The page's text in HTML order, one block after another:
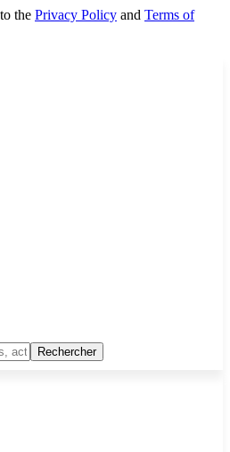
the Privacy Policy and Terms of